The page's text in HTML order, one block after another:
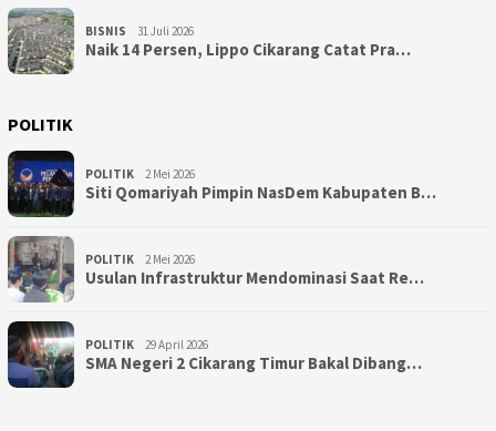
BISNIS 31 Juli 2026
Naik 14 Persen, Lippo Cikarang Catat Pra…
POLITIK
POLITIK 2 Mei 2026
Siti Qomariyah Pimpin NasDem Kabupaten B…
POLITIK 2 Mei 2026
Usulan Infrastruktur Mendominasi Saat Re…
POLITIK 29 April 2026
SMA Negeri 2 Cikarang Timur Bakal Dibang…